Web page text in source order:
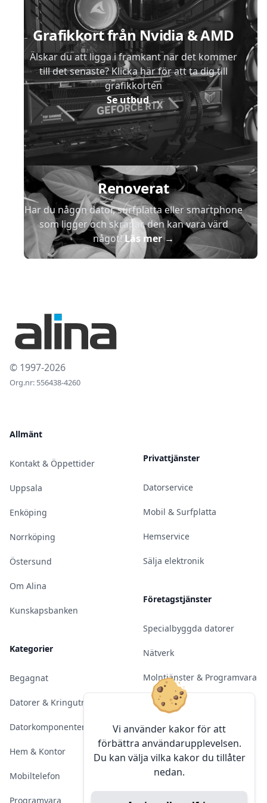
Vi använder kakor för att
förbättra användarupplevelsen.
Du kan välja vilka kakor du tillåter
nedan.
Grafikkort från Nvidia & AMD
Älskar du att ligga i framkant när det kommer
till det senaste? Klicka här för att ta dig till
grafikkorten
Se utbud→
Renoverat
Har du någon dator, surfplatta eller smartphone
som ligger och skräpar, den kan vara värd
något!Läs mer→
© 1997-2026
Org.nr: 556438-4260
Allmänt
Kontakt & Öppettider
Uppsala
Enköping
Norrköping
Östersund
Om Alina
Kunskapsbanken
Kategorier
Begagnat
Datorer & Kringutrustning
Datorkomponenter
Hem & Kontor
Mobiltelefon
Programvara
Privattjänster
Datorservice
Mobil & Surfplatta
Hemservice
Sälja elektronik
Företagstjänster
Specialbyggda datorer
Nätverk
Molntjänster & Programvara
Server & Backup
Kameraövervakning
Konferens & Public Display
Sälja elektronik